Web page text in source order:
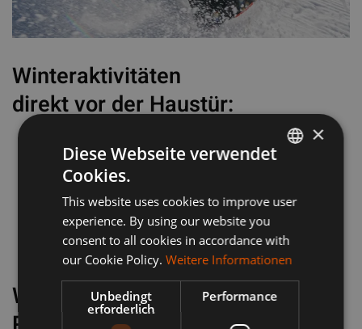
Winteraktivitäten
direkt vor der Haustür:
Skifahren & Snowboarden
Snow-Park mit Halfpipe
Beheizter Skiraum für Ihre Ausrüstung
Wintergarten & Terrasse mit
ITALIAN
×
Diese Webseite verwendet
Cookies.
This website uses cookies to improve user
experience. By using our website you
consent to all cookies in accordance with
our Cookie Policy. Weitere Informationen
Unbedingt
erforderlich
Performance